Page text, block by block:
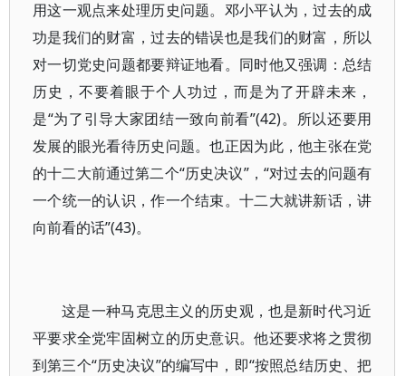
用这一观点来处理历史问题。邓小平认为，过去的成
功是我们的财富，过去的错误也是我们的财富，所以
对一切党史问题都要辩证地看。同时他又强调：总结
历史，不要着眼于个人功过，而是为了开辟未来，
是“为了引导大家团结一致向前看”(42)。所以还要用
发展的眼光看待历史问题。也正因为此，他主张在党
的十二大前通过第二个“历史决议”，“对过去的问题有
一个统一的认识，作一个结束。十二大就讲新话，讲
向前看的话”(43)。
这是一种马克思主义的历史观，也是新时代习近
平要求全党牢固树立的历史意识。他还要求将之贯彻
到第三个“历史决议”的编写中，即“按照总结历史、把